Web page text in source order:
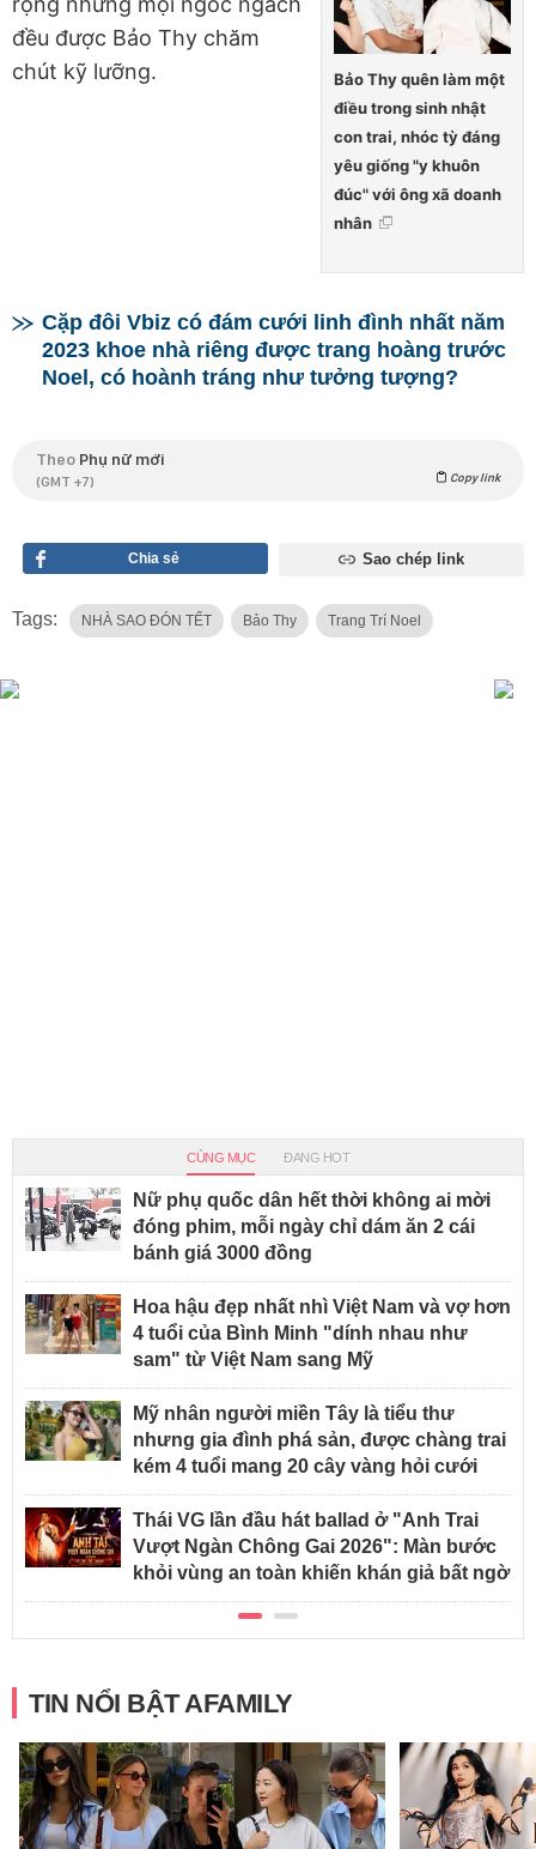
Bảo Thy quên làm một
điều trong sinh nhật
con trai, nhóc tỳ đáng
yêu giống "y khuôn
đúc" với ông xã doanh
nhân
đều được Bảo Thy chăm
chút kỹ lưỡng.
Cặp đôi Vbiz có đám cưới linh đình nhất năm
2023 khoe nhà riêng được trang hoàng trước
Noel, có hoành tráng như tưởng tượng?
Theo Phụ nữ mới
(GMT +7) Copy link
Chia sẻ Sao chép link
Tags: NHÀ SAO ĐÓN TẾT Bảo Thy Trang Trí Noel
CÙNG MỤC ĐANG HOT
Nữ phụ quốc dân hết thời không ai mời
đóng phim, mỗi ngày chỉ dám ăn 2 cái
bánh giá 3000 đồng
Hoa hậu đẹp nhất nhì Việt Nam và vợ hơn
4 tuổi của Bình Minh "dính nhau như
sam" từ Việt Nam sang Mỹ
Mỹ nhân người miền Tây là tiểu thư
nhưng gia đình phá sản, được chàng trai
kém 4 tuổi mang 20 cây vàng hỏi cưới
Thái VG lần đầu hát ballad ở "Anh Trai
Vượt Ngàn Chông Gai 2026": Màn bước
khỏi vùng an toàn khiến khán giả bất ngờ
TIN NỔI BẬT AFAMILY